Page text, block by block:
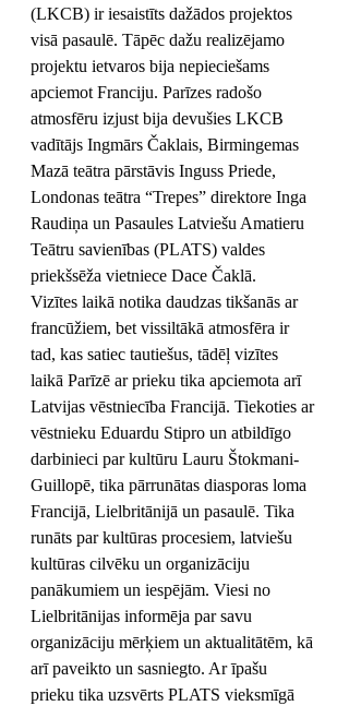
(LKCB) ir iesaistīts dažādos projektos
visā pasaulē. Tāpēc dažu realizējamo
projektu ietvaros bija nepieciešams
apciemot Franciju. Parīzes radošo
atmosfēru izjust bija devušies LKCB
vadītājs Ingmārs Čaklais, Birmingemas
Mazā teātra pārstāvis Inguss Priede,
Londonas teātra “Trepes” direktore Inga
Raudiņa un Pasaules Latviešu Amatieru
Teātru savienības (PLATS) valdes
priekšsēža vietniece Dace Čaklā.
Vizītes laikā notika daudzas tikšanās ar
francūžiem, bet vissiltākā atmosfēra ir
tad, kas satiec tautiešus, tādēļ vizītes
laikā Parīzē ar prieku tika apciemota arī
Latvijas vēstniecība Francijā. Tiekoties ar
vēstnieku Eduardu Stipro un atbildīgo
darbinieci par kultūru Lauru Štokmani-
Guillopē, tika pārrunātas diasporas loma
Francijā, Lielbritānijā un pasaulē. Tika
runāts par kultūras procesiem, latviešu
kultūras cilvēku un organizāciju
panākumiem un iespējām. Viesi no
Lielbritānijas informēja par savu
organizāciju mērķiem un aktualitātēm, kā
arī paveikto un sasniegto. Ar īpašu
prieku tika uzsvērts PLATS vieksmīgā